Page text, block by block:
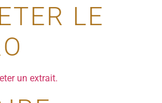
LE
un extrait.